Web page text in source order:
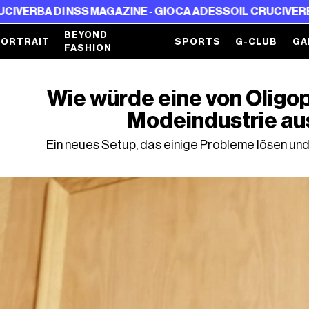
DI NSS MAGAZINE - GIOCA ADESSOIL CRUCIVERBA DI
BEYOND
FASHION
SPORTS G-CLUB
Wie würde eine von
Modeindustrie
Ein neues Setup, das einige Probleme lösen